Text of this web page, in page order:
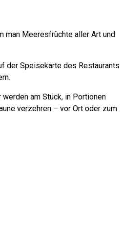
man Meeresfrüchte aller Art und
der Speisekarte des Restaurants
werden am Stück, in Portionen
verzehren – vor Ort oder zum